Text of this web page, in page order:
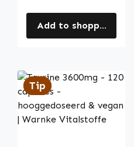
Add to shopping cart
Tip
Tip